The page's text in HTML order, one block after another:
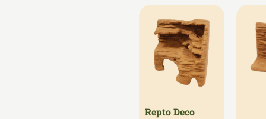
Repto Deco